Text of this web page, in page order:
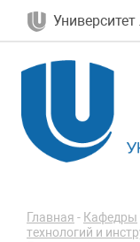
Главная - Кафедры
технологий и